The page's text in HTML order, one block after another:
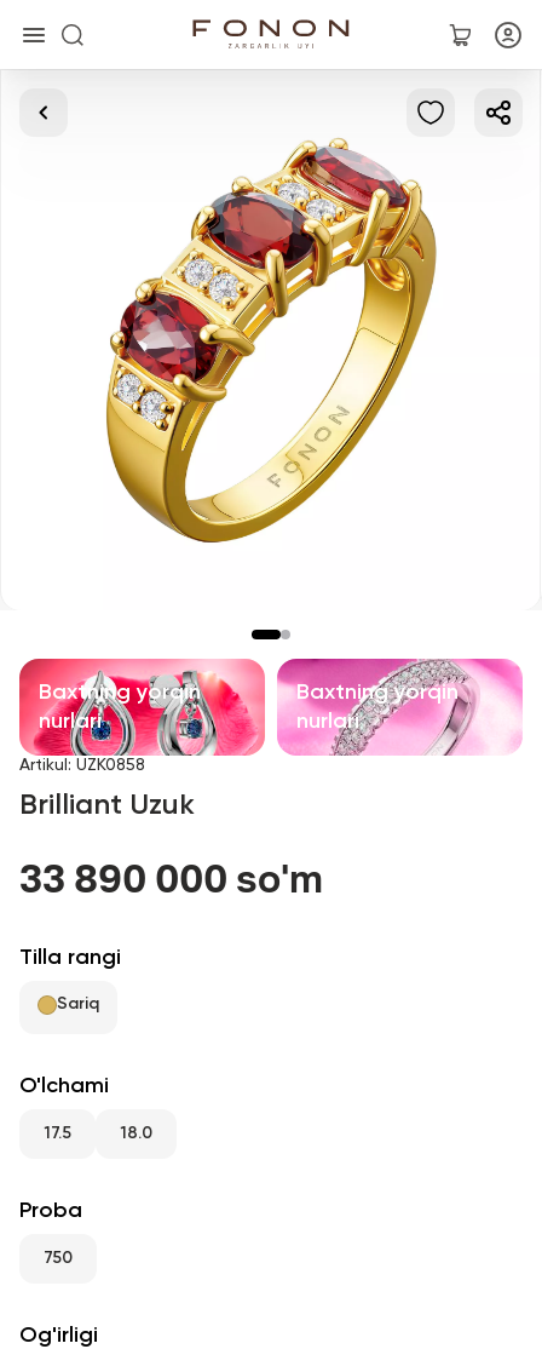
Asosiy
Bilaguzuklar
Kulonlar
Aksessuarlar
Barcha
Biz haqimizda
Do'kon topish
Sevimli
+998 71 205 22 22
Baxtning yorqin
nurlari
Baxtning yorqin
nurlari
Artikul : UZK0858
Brilliant Uzuk
33 890 000 so'm
Tilla rangi
Sariq
O'lchami
17.5 18.0
Proba
750
Og'irligi